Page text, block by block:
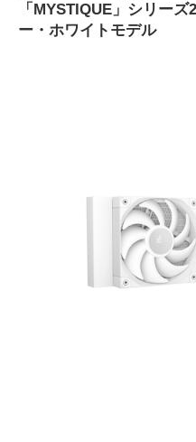
「MYSTIQUE」シリー
ー・ホワイトモデル